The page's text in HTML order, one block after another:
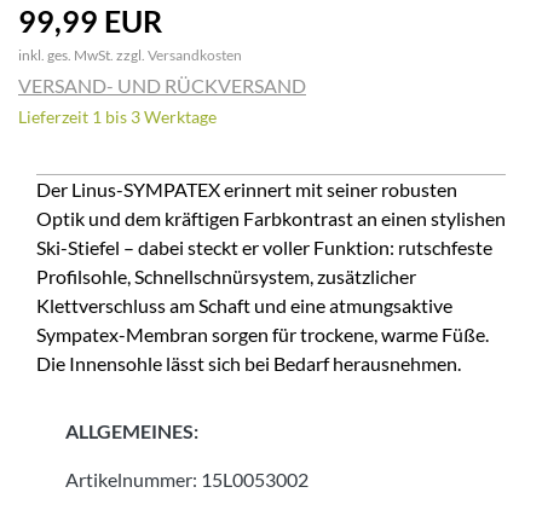
99,99 EUR
inkl. ges. MwSt. zzgl. Versandkosten
VERSAND- UND RÜCKVERSAND
Lieferzeit 1 bis 3 Werktage
Der Linus-SYMPATEX erinnert mit seiner robusten
Optik und dem kräftigen Farbkontrast an einen stylishen
Ski-Stiefel – dabei steckt er voller Funktion: rutschfeste
Profilsohle, Schnellschnürsystem, zusätzlicher
Klettverschluss am Schaft und eine atmungsaktive
Sympatex-Membran sorgen für trockene, warme Füße.
Die Innensohle lässt sich bei Bedarf herausnehmen.
ALLGEMEINES:
Artikelnummer: 15L0053002